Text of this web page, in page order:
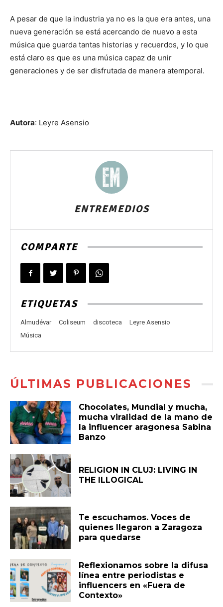
A pesar de que la industria ya no es la que era antes, una
nueva generación se está acercando de nuevo a esta
música que guarda tantas historias y recuerdos, y lo que
está claro es que es una música capaz de unir
generaciones y de ser disfrutada de manera atemporal.
Autora: Leyre Asensio
ENTREMEDIOS
COMPARTE
ETIQUETAS
Almudévar Coliseum discoteca
Leyre Asensio
Música
ÚLTIMAS PUBLICACIONES
Chocolates, Mundial y mucha,
mucha viralidad de la mano de
la influencer aragonesa Sabina
Banzo
RELIGION IN CLUJ: LIVING IN
THE ILLOGICAL
Te escuchamos. Voces de
quienes llegaron a Zaragoza
para quedarse
Reflexionamos sobre la difusa
línea entre periodistas e
influencers en «Fuera de
Contexto»